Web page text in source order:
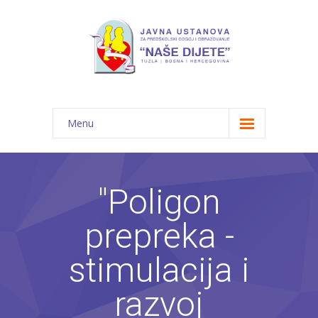
Menu
Početna
-- JU "Naše dijete"
-- Vrtići
"Poligon
prepreka -
stimulacija i
razvoj